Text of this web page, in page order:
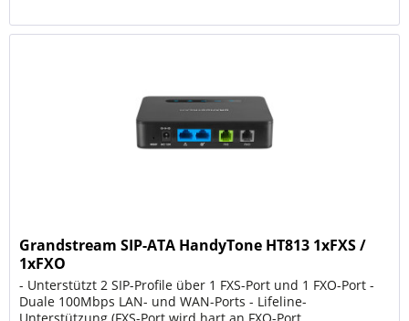
Grandstream SIP-ATA HandyTone HT813 1xFXS /
1xFXO
- Unterstützt 2 SIP-Profile über 1 FXS-Port und 1 FXO-Port -
Duale 100Mbps LAN- und WAN-Ports - Lifeline-